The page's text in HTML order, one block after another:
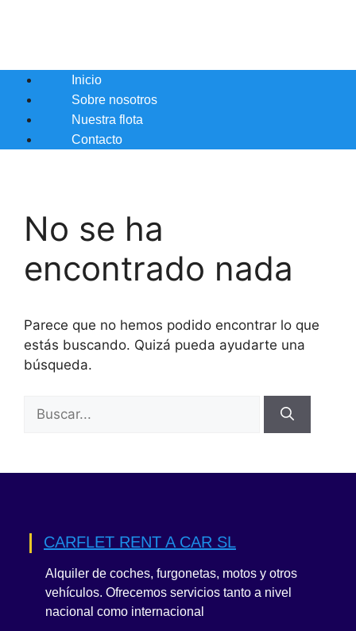
Inicio
Sobre nosotros
Nuestra flota
Contacto
No se ha
encontrado nada
Parece que no hemos podido encontrar lo que
estás buscando. Quizá pueda ayudarte una
búsqueda.
CARFLET RENT A CAR SL
Alquiler de coches, furgonetas, motos y otros
vehículos. Ofrecemos servicios tanto a nivel
nacional como internacional